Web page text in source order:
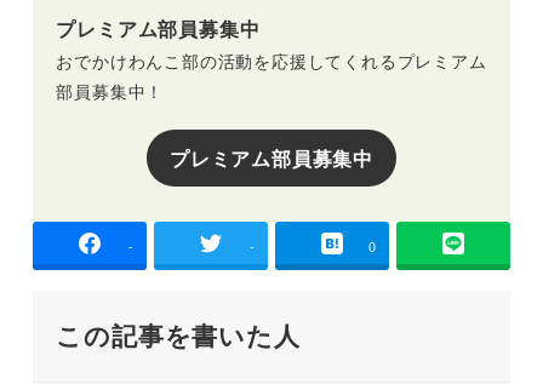
プレミアム部員募集中
おでかけわんこ部の活動を応援してくれるプレミアム
部員募集中！
プレミアム部員募集中
- - 0
この記事を書いた人